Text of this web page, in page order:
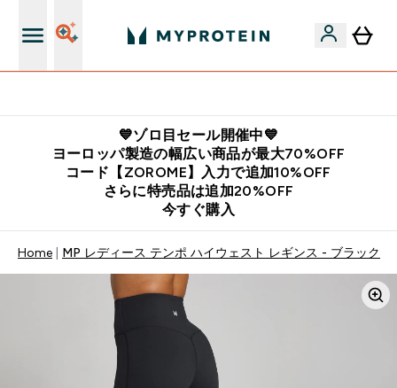
💙ゾロ目セール開催中💙
ヨーロッパ製造の幅広い商品が最大70%OFF
コード【ZOROME】入力で追加10%OFF
さらに特売品は追加20%OFF
今すぐ購入
Home MP レディース テンポ ハイウェスト レギンス - ブラック